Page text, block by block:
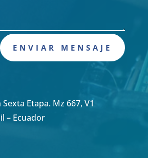
ENVIAR MENSAJE
Etapa. Mz 667, V1
– Ecuador